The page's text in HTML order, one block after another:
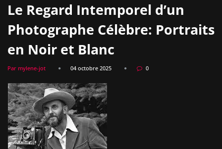
Le Regard Intemporel d’un
Photographe Célèbre: Portraits
en Noir et Blanc
Par mylene-jot 04 octobre 2025 0